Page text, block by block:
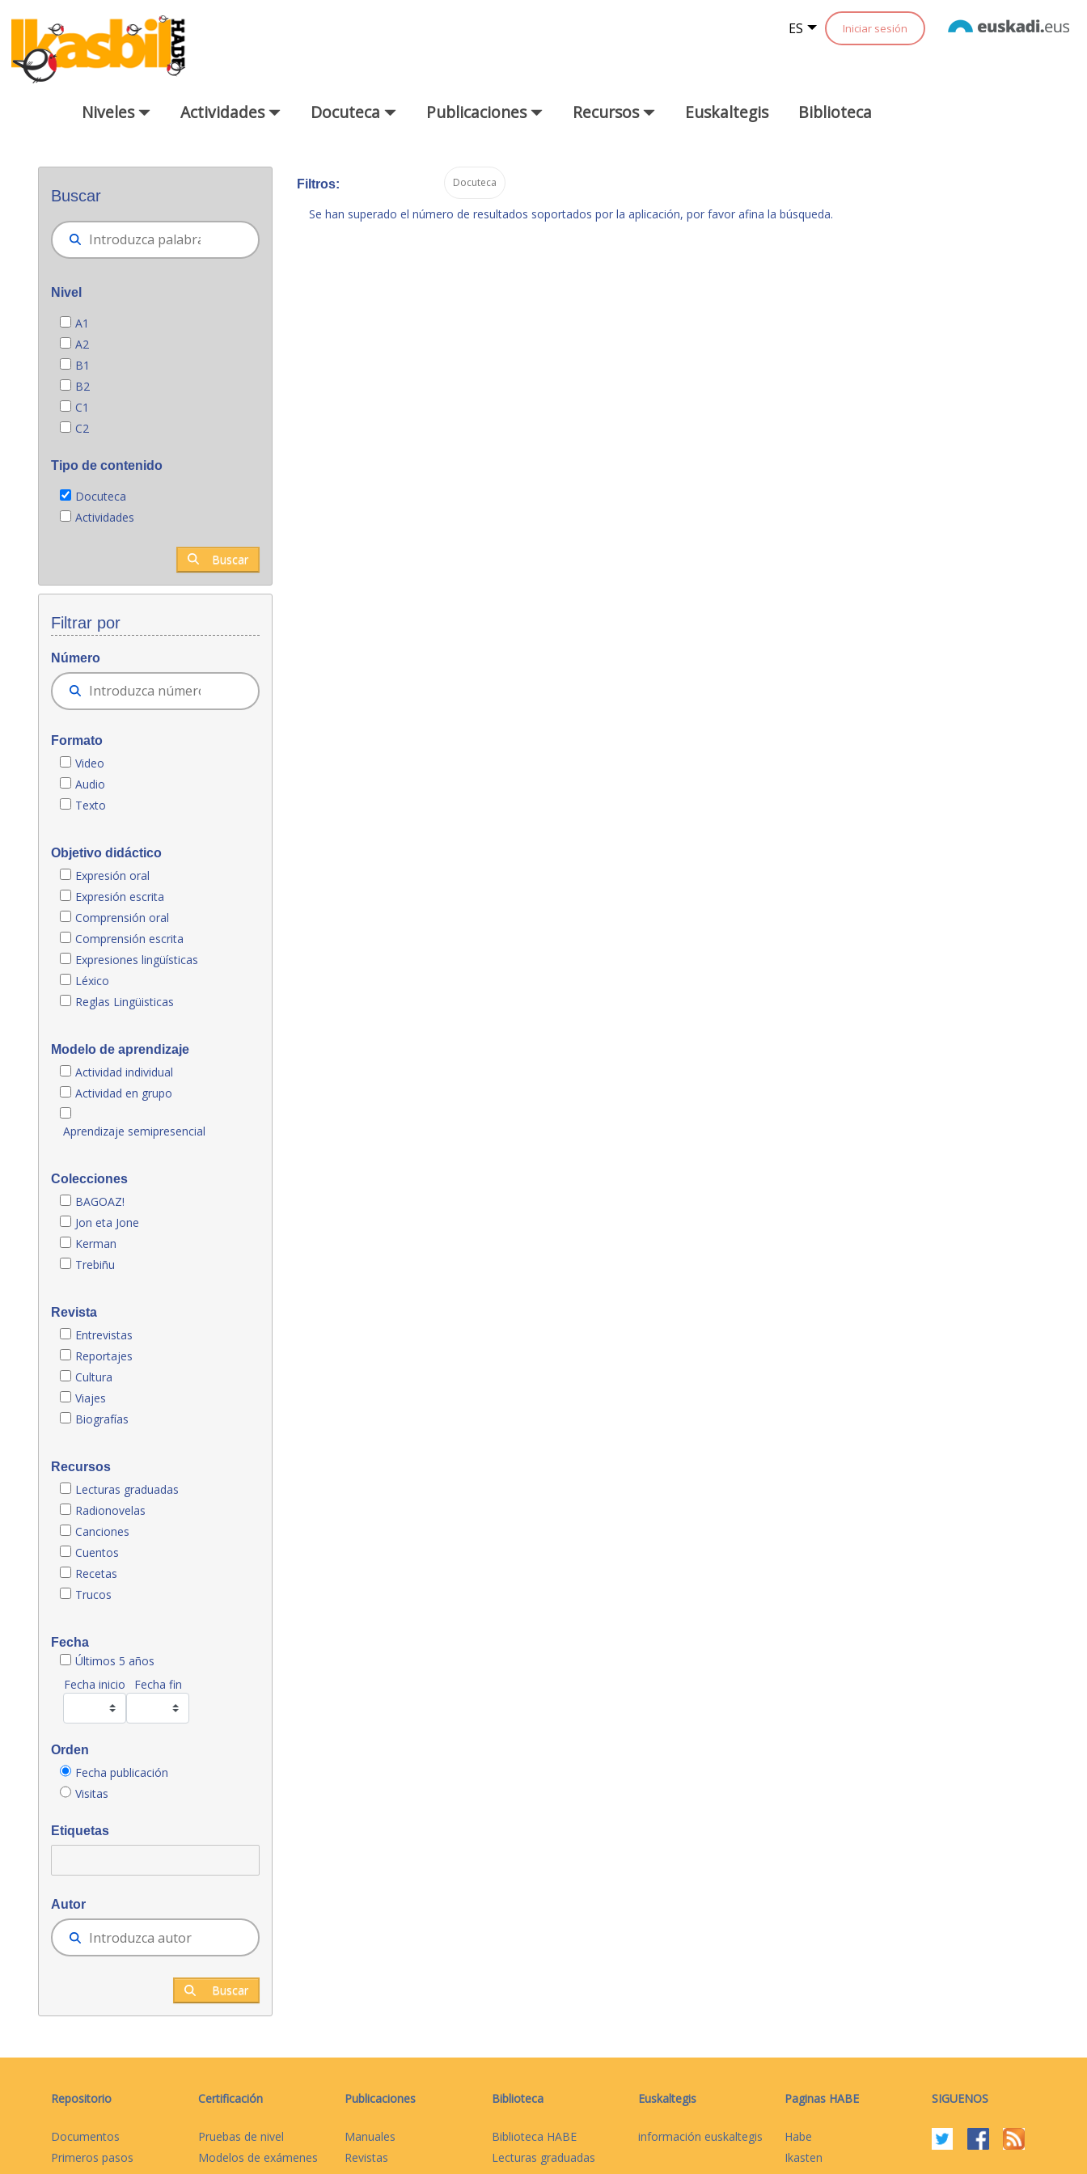
Saltar al contenido principal
ES Iniciar sesión
Niveles Actividades Docuteca Publicaciones Recursos Euskaltegis Biblioteca
Buscar
Nivel
A1
A2
B1
B2
C1
C2
Tipo de contenido
Docuteca
Actividades
Buscar
Filtrar por
Número
Formato
Video
Audio
Texto
Objetivo didáctico
Expresión oral
Expresión escrita
Comprensión oral
Comprensión escrita
Expresiones lingüísticas
Léxico
Reglas Lingüisticas
Modelo de aprendizaje
Actividad individual
Actividad en grupo
Aprendizaje semipresencial
Colecciones
BAGOAZ!
Jon eta Jone
Kerman
Trebiñu
Revista
Entrevistas
Reportajes
Cultura
Viajes
Biografías
Recursos
Lecturas graduadas
Radionovelas
Canciones
Cuentos
Recetas
Trucos
Fecha
Últimos 5 años
Fecha inicio
Fecha fin
Orden
Fecha publicación
Visitas
Etiquetas
Autor
Buscar
Filtros: Docuteca
Se han superado el número de resultados soportados por la aplicación, por favor afina la búsqueda.
Repositorio
Documentos
Primeros pasos
Certificación
Pruebas de nivel
Modelos de exámenes
Publicaciones
Manuales
Revistas
Biblioteca
Biblioteca HABE
Lecturas graduadas
Euskaltegis
información euskaltegis
Paginas HABE
Habe
Ikasten
SIGUENOS